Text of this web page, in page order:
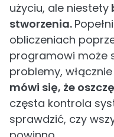
użyciu, ale niestety
stworzenia.
obliczeniach
programowi może
problemy,
mówi się, że
częsta kontrola
sprawdzić, czy